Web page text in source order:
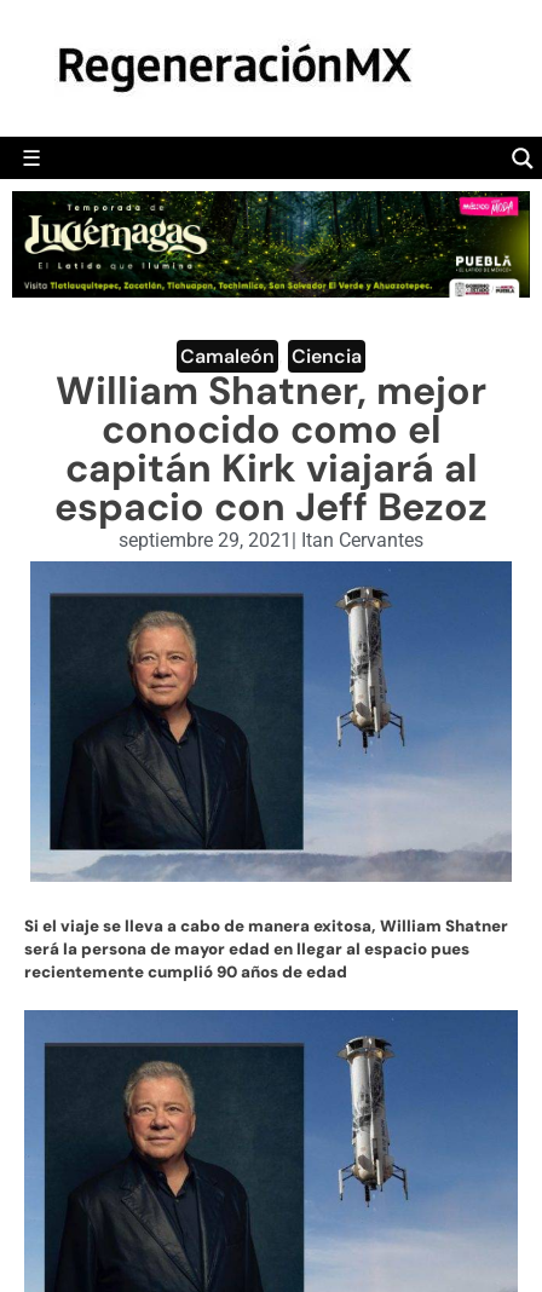
☰
POLÍTICA
CAMALEÓN
OPINIÓN
DEPORTES
ENGLISH SECTION
VIDEOS
Camaleón Ciencia
William Shatner, mejor
conocido como el
capitán Kirk viajará al
espacio con Jeff Bezoz
septiembre 29, 2021 | Itan Cervantes
Si el viaje se lleva a cabo de manera exitosa, William Shatner
será la persona de mayor edad en llegar al espacio pues
recientemente cumplió 90 años de edad